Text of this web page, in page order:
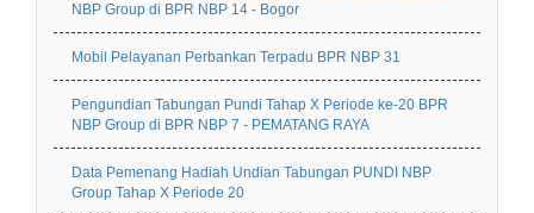
NBP Group di BPR NBP 14 - Bogor
Mobil Pelayanan Perbankan Terpadu BPR NBP 31
Pengundian Tabungan Pundi Tahap X Periode ke-20 BPR
NBP Group di BPR NBP 7 - PEMATANG RAYA
Data Pemenang Hadiah Undian Tabungan PUNDI NBP
Group Tahap X Periode 20